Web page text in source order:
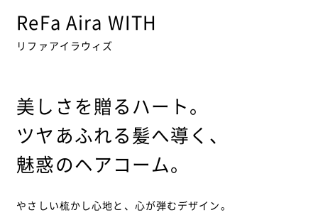
ReFa Aira WITH
リファアイラウィズ
美しさを贈るハート。
ツヤあふれる髪へ導く、
魅惑のヘアコーム。
やさしい梳かし心地と、心が弾むデザイン。